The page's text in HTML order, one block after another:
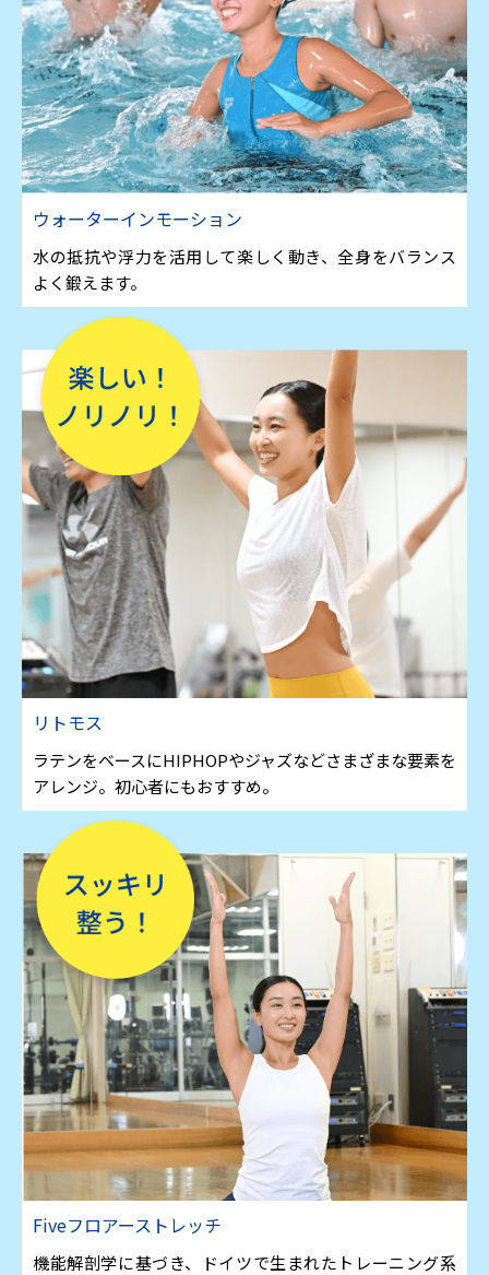
ウォーターインモーション
水の抵抗や浮力を活用して楽しく動き、全身をバランス
よく鍛えます。
リトモス
ラテンをベースにHIPHOPやジャズなどさまざまな要素を
アレンジ。初心者にもおすすめ。
Fiveフロアーストレッチ
機能解剖学に基づき、ドイツで生まれたトレーニング系